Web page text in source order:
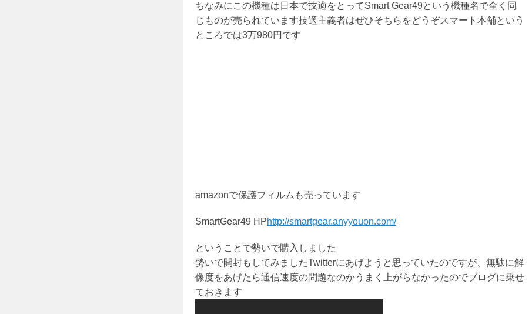
ちなみにこの機種は日本で技適をとってSmart Gear49という機種名で全く同
じものが売られています技適主義者はぜひそちらをどうぞスマート本舗という
ところでは3万980円です
amazonで保護フィルムも売っています
SmartGear49 HPhttp://smartgear.anyyouon.com/
ということで勢いで購入しました
勢いで開封もしてみましたTwitterにあげようと思っていたのですが、無駄に解
像度をあげたら通信速度の問題なのかうまく上がらなかったのでブログに乗せ
ておきます